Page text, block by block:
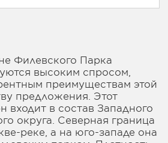
Филевского Парка
высоким спросом,
преимуществам этой
предложения. Этот
входит в состав Западного
округа. Северная граница
реке, а на юго-западе она